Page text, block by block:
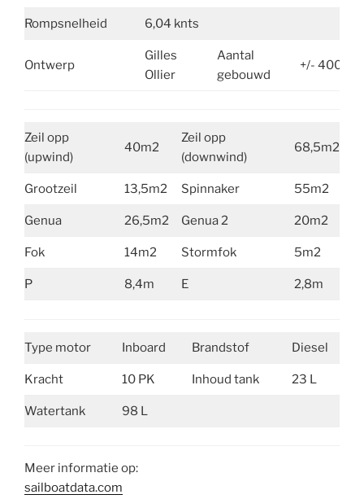
Rompsnelheid 6,04 knts
Ontwerp
Gilles
Ollier
Aantal
gebouwd
+/- 400
Zeil opp
(upwind)
40m2
Zeil opp
(downwind)
68,5m2
Grootzeil 13,5m2 Spinnaker 55m2
Genua 26,5m2 Genua 2 20m2
Fok 14m2 Stormfok 5m2
P 8,4m E 2,8m
Type motor Inboard Brandstof Diesel
Kracht 10 PK Inhoud tank 23 L
Watertank 98 L
Meer informatie op:
sailboatdata.com